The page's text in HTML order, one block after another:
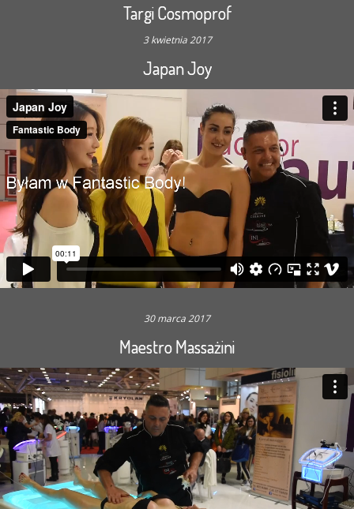
Targi Cosmoprof
3 kwietnia 2017
Japan Joy
30 marca 2017
Maestro Massażini